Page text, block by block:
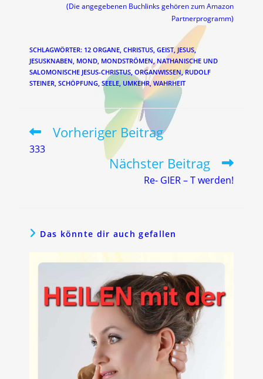
(Die angegebenen Buchlinks gehören zum Amazon
Partnerprogramm)
SCHLAGWÖRTER: 12 ORGANE CHRISTUS GEIST, JESUS
JESUSKNABEN MOND MONDSTRÖMEN , NATHANISCHE UND
SALOMONISCHE JESUS-CHRISTUS ORGANWISSEN RUDOLF
STEINER SCHÖPFUNG SEELE UMKEHR, WAHRHEIT
Weitere
ansehen
Vorheriger Beitrag
333
Nächster Beitrag
Re- GIER – T werden!
Das könnte dir auch gefallen